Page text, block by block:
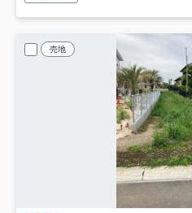
売地